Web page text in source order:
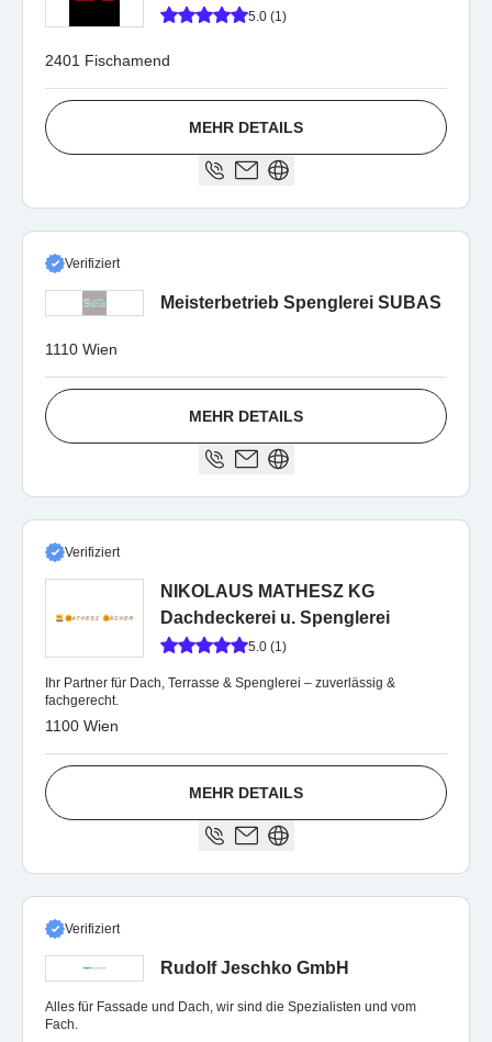
5.0 (1)
2401 Fischamend
MEHR DETAILS
Verifiziert
Meisterbetrieb Spenglerei SUBAS
1110 Wien
MEHR DETAILS
Verifiziert
NIKOLAUS MATHESZ KG
Dachdeckerei u. Spenglerei
5.0 (1)
Ihr Partner für Dach, Terrasse & Spenglerei – zuverlässig &
fachgerecht.
1100 Wien
MEHR DETAILS
Verifiziert
Rudolf Jeschko GmbH
Alles für Fassade und Dach, wir sind die Spezialisten und vom
Fach.